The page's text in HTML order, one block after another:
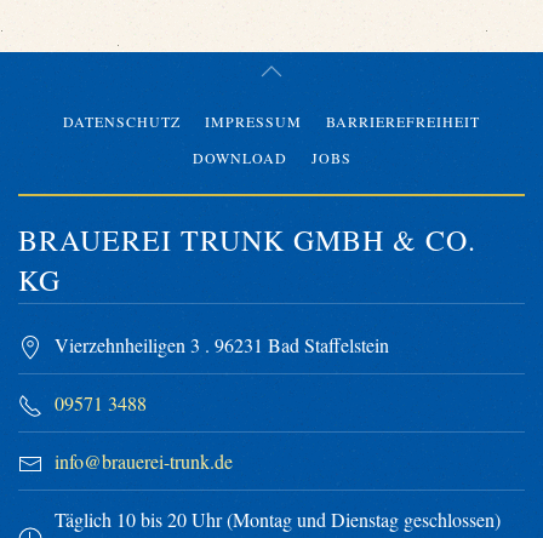
DATENSCHUTZ IMPRESSUM
BARRIEREFREIHEIT
DOWNLOAD
JOBS
BRAUEREI TRUNK GMBH & CO.
KG
Vierzehnheiligen 3 . 96231 Bad Staffelstein
09571 3488
info@brauerei-trunk.de
Täglich 10 bis 20 Uhr (Montag und Dienstag geschlossen)